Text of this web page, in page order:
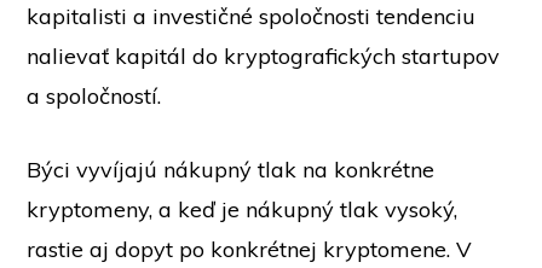
kapitalisti a investičné spoločnosti tendenciu
nalievať kapitál do kryptografických startupov
a spoločností.
Býci vyvíjajú nákupný tlak na konkrétne
kryptomeny, a keď je nákupný tlak vysoký,
rastie aj dopyt po konkrétnej kryptomene. V